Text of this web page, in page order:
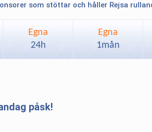
som stöttar och håller Rejsa
Egna
24h
Egna
1mån
påsk!